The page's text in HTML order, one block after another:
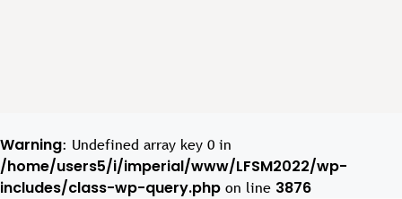
Warning: Undefined array key 0 in
/home/users5/i/imperial/www/LFSM2022/wp-
includes/class-wp-query.php on line 3876